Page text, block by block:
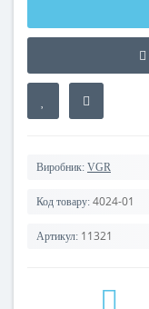
Виробник: VGR
Код товару: 4024-01
Артикул: 11321